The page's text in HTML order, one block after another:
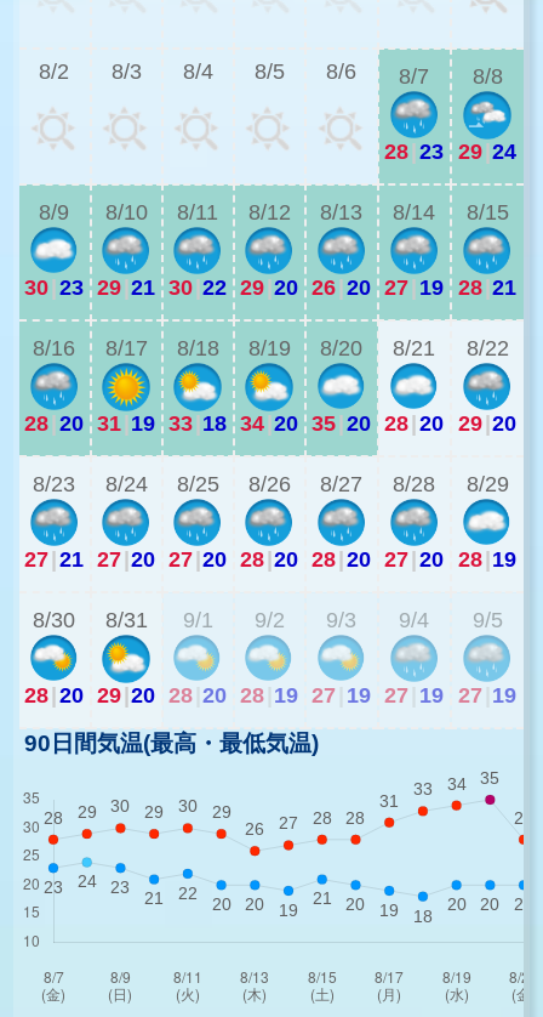
8/2 8/3 8/4 8/5 8/6 8/7
28 23
8/8
29 24
8/9
30 23
8/10
29 21
8/11
30 22
8/12
29 20
8/13
26 20
8/14
27 19
8/15
28 21
8/16
28 20
8/17
31 19
8/18
33 18
8/19
34 20
8/20
35 20
8/21
28 20
8/22
29 20
8/23
27 21
8/24
27 20
8/25
27 20
8/26
28 20
8/27
28 20
8/28
27 20
8/29
28 19
8/30
28 20
8/31
29 20
9/1
28 20
9/2
28 19
9/3
27 19
9/4
27 19
9/5
27 19
90日間気温(最高・最低気温)